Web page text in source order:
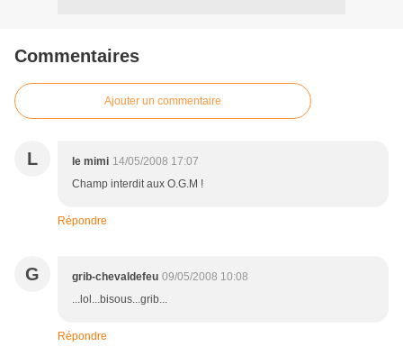
Commentaires
Ajouter un commentaire
L le mimi 14/05/2008 17:07
Champ interdit aux O.G.M !
Répondre
G grib-chevaldefeu 09/05/2008 10:08
...lol...bisous...grib...
Répondre